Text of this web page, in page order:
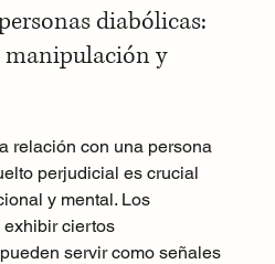
diabólicas:
y
relación con una persona
perjudicial es crucial
y mental. Los
ciertos
servir como señales